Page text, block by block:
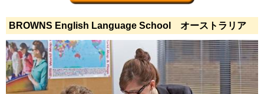
BROWNS English Language School オーストラリア